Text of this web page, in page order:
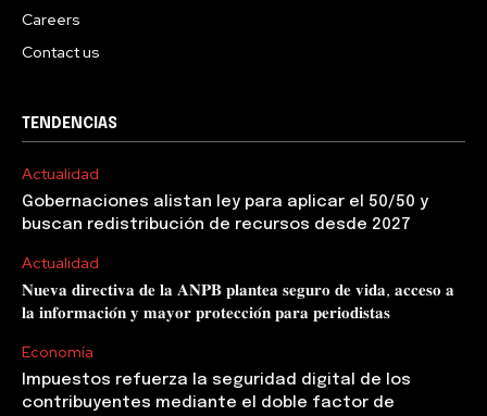
Careers
Contact us
TENDENCIAS
Actualidad
Gobernaciones alistan ley para aplicar el 50/50 y
buscan redistribución de recursos desde 2027
Actualidad
𝐍𝐮𝐞𝐯𝐚 𝐝𝐢𝐫𝐞𝐜𝐭𝐢𝐯𝐚 𝐝𝐞 𝐥𝐚 𝐀𝐍𝐏𝐁 𝐩𝐥𝐚𝐧𝐭𝐞𝐚 𝐬𝐞𝐠𝐮𝐫𝐨 𝐝𝐞 𝐯𝐢𝐝𝐚, 𝐚𝐜𝐜𝐞𝐬𝐨 𝐚
𝐥𝐚 𝐢𝐧𝐟𝐨𝐫𝐦𝐚𝐜𝐢𝐨́𝐧 𝐲 𝐦𝐚𝐲𝐨𝐫 𝐩𝐫𝐨𝐭𝐞𝐜𝐜𝐢𝐨́𝐧 𝐩𝐚𝐫𝐚 𝐩𝐞𝐫𝐢𝐨𝐝𝐢𝐬𝐭𝐚𝐬
Economía
Impuestos refuerza la seguridad digital de los
contribuyentes mediante el doble factor de